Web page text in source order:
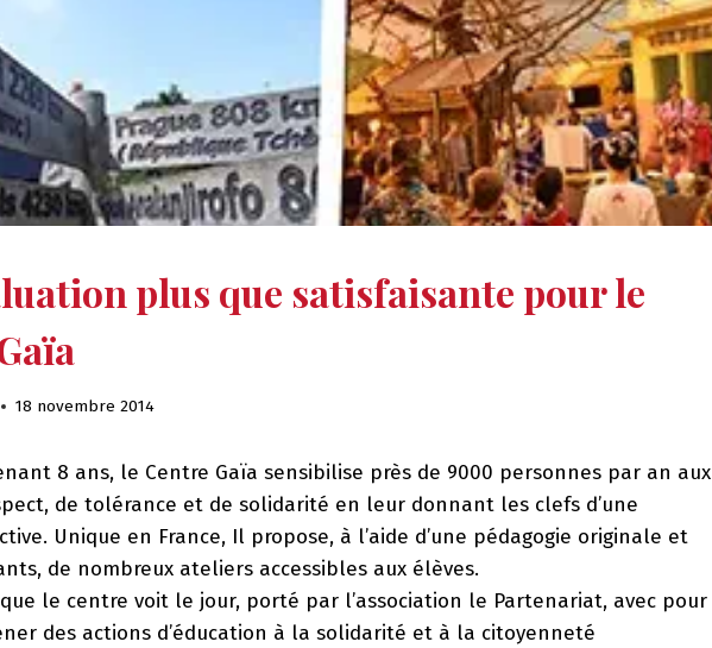
plus que satisfaisante pour le
18 novembre 2014
8 ans, le Centre Gaïa sensibilise près de 9000 personnes par an aux
de tolérance et de solidarité en leur donnant les clefs d’une
Unique en France, Il propose, à l’aide d’une pédagogie originale et
de nombreux ateliers accessibles aux élèves.
que le centre voit le jour, porté par l’association le Partenariat, avec pour
des actions d’éducation à la solidarité et à la citoyenneté